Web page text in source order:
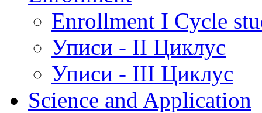
Enrollment I Cycle
Уписи - II Циклус
Уписи - III Циклус
Science and Application